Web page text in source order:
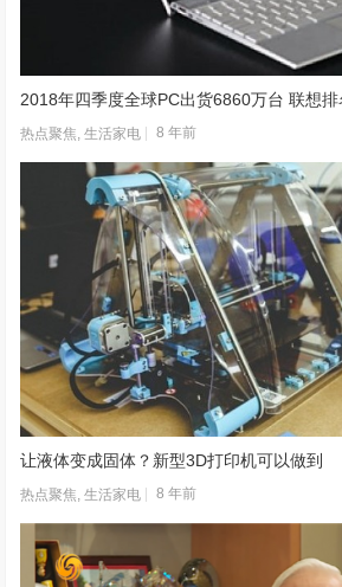
2018年四季度全球PC出货6860万台 联想
热点聚焦 ,生活家电 8 年前
让液体变成固体？新型3D打印机可以做到
热点聚焦,生活家电 8 年前